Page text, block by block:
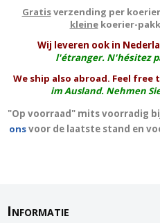
Gratisverzending per
kleinekoerier-
Wij leveren ook in
l'étranger. N'hésitez
We ship also abroad. Feel free
im Ausland. Nehmen
"Op voorraad" mits voorradig
onsvoor de laatste stand en
Informatie